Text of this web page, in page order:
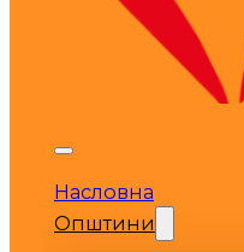
Насловна
Општини